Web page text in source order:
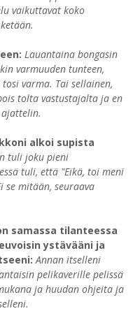
vaikuttavat koko
Lauantaina bongasin
varmuuden tunteen,
varma. Tai sellainen,
tolta vastustajalta ja en
alkoi supista
tuli joku pieni
tuli, että "Eikä, toi meni
se mitään, seuraava
samassa tilanteessa
ystävääni ja
Annan itselleni
pelikaverille pelissä
ja huudan ohjeita ja